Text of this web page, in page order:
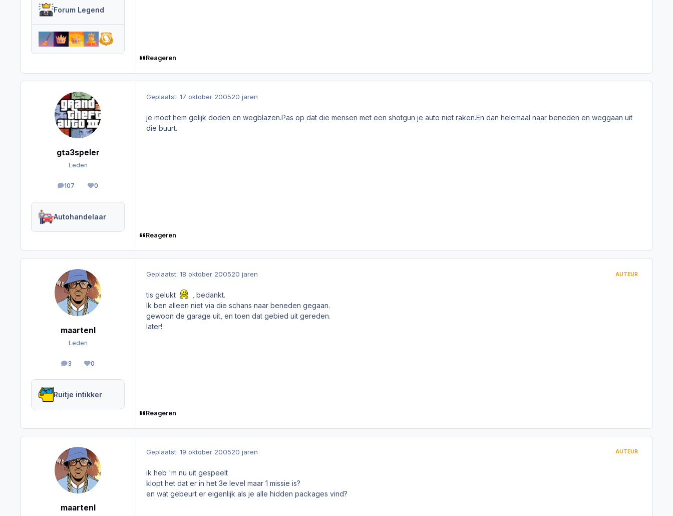
Forum Legend
Reageren
gta3speler
Leden
107
berichten0
Reputation
Autohandelaar
Geplaatst: 17 oktober 200520 jaren
je moet hem gelijk doden en wegblazen.Pas op dat die mensen met een shotgun je auto niet raken.En dan helemaal naar beneden en weggaan uit
die buurt.
Reageren
maartenl
Leden
3
berichten
0
Reputation
Ruitje intikker
Geplaatst: 18 oktober 200520 jaren AUTEUR
tis gelukt
, bedankt.
Ik ben alleen niet via die schans naar beneden gegaan.
gewoon de garage uit, en toen dat gebied uit gereden.
later!
Reageren
maartenl
Geplaatst: 19 oktober 200520 jaren AUTEUR
ik heb 'm nu uit gespeelt
klopt het dat er in het 3e level maar 1 missie is?
en wat gebeurt er eigenlijk als je alle hidden packages vind?